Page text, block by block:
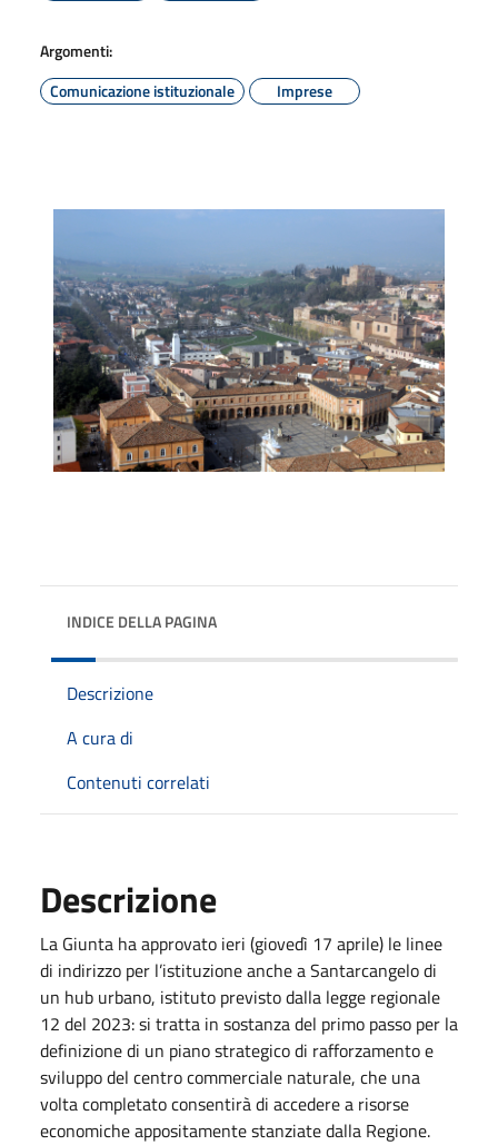
Argomenti:
Comunicazione istituzionale
Imprese
INDICE DELLA PAGINA
Descrizione
A cura di
Contenuti correlati
Descrizione
La Giunta ha approvato ieri (giovedì 17 aprile) le linee
di indirizzo per l’istituzione anche a Santarcangelo di
un hub urbano, istituto previsto dalla legge regionale
12 del 2023: si tratta in sostanza del primo passo per la
definizione di un piano strategico di rafforzamento e
sviluppo del centro commerciale naturale, che una
volta completato consentirà di accedere a risorse
economiche appositamente stanziate dalla Regione.